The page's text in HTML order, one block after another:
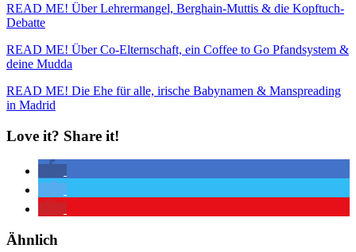
READ ME! Über Lehrermangel, Berghain-Muttis & die Kopftuch-
Debatte
READ ME! Über Co-Elternschaft, ein Coffee to Go Pfandsystem &
deine Mudda
READ ME! Die Ehe für alle, irische Babynamen & Manspreading
in Madrid
Love it? Share it!
Ähnlich